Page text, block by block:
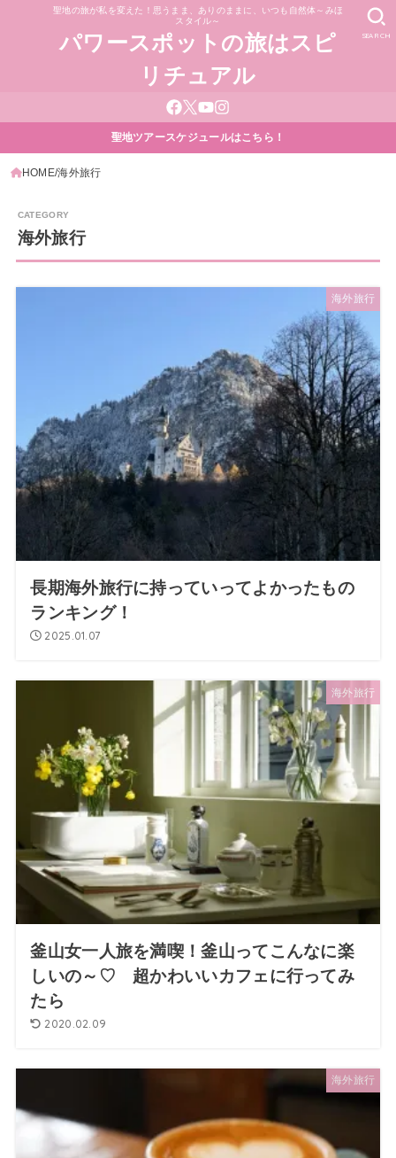
聖地の旅が私を変えた！思うまま、ありのままに、いつも自然体～みほ
スタイル～
パワースポットの旅はスピ
リチュアル
SEARCH
聖地ツアースケジュールはこちら！
HOME 海外旅行
海外旅行
海外旅行
長期海外旅行に持っていってよかったもの
ランキング！
2025.01.07
海外旅行
釜山女一人旅を満喫！釜山ってこんなに楽
しいの～♡ 超かわいいカフェに行ってみ
たら
2020.02.09
海外旅行